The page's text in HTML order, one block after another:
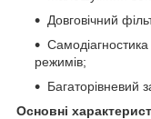
Довговічний
режимів;
Багаторівневий
Основні